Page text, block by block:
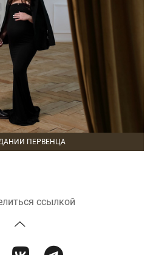
ПЕРВЕНЦА
ссылкой